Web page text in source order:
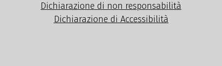
Dichiarazione di non responsabilità
Dichiarazione di Accessibilità